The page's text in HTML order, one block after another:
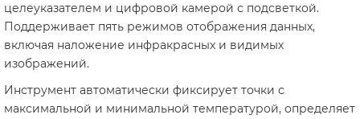
целеуказателем и цифровой камерой с подсветкой.
Поддерживает пять режимов отображения данных,
включая наложение инфракрасных и видимых
изображений.
Инструмент автоматически фиксирует точки с
максимальной и минимальной температурой, определяет